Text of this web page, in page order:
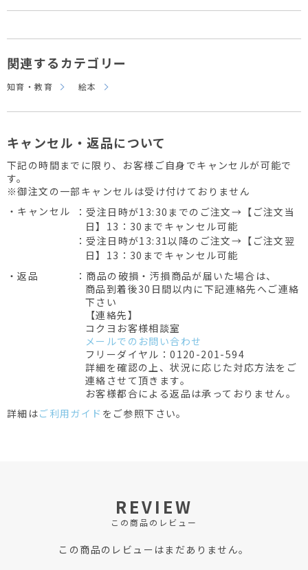
関連するカテゴリー
知育・教育 絵本
キャンセル・返品について
下記の時間までに限り、お客様ご自身でキャンセルが可能で
す。
※御注文の一部キャンセルは受け付けておりません
・キャンセル
：受注日時が13:30までのご注文→【ご注文当
日】13：30までキャンセル可能
：受注日時が13:31以降のご注文→【ご注文翌
日】13：30までキャンセル可能
・返品
：商品の破損・汚損商品が届いた場合は、
商品到着後30日間以内に下記連絡先へご連絡
下さい
【連絡先】
コクヨお客様相談室
メールでのお問い合わせ
フリーダイヤル：0120-201-594
詳細を確認の上、状況に応じた対応方法をご
連絡させて頂きます。
お客様都合による返品は承っておりません。
詳細はご利用ガイド をご参照下さい。
REVIEW
この商品のレビュー
この商品のレビューはまだありません。